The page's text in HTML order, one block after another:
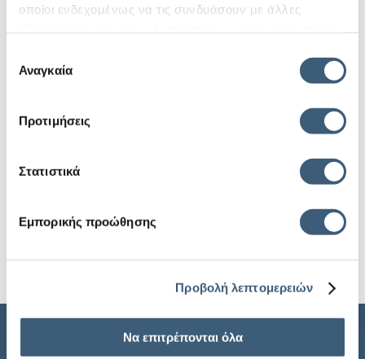
οποίοι ενδεχομένως να τις συνδυάσουν με άλλες
των υπηρεσιών τους.
συγκατάθεσης
Αναγκαία
Προτιμήσεις
Στατιστικά
Εμπορικής προώθησης
Προβολή λεπτομερειών
Να επιτρέπονται όλα
Συνάντηση στελεχών της Export Credit
Στο πλαίσιο της επίσημης επίσκεψης της Ευρωπαίας
Partnership), Jutta Urpilainen, στην Ελλάδα, στελέχη